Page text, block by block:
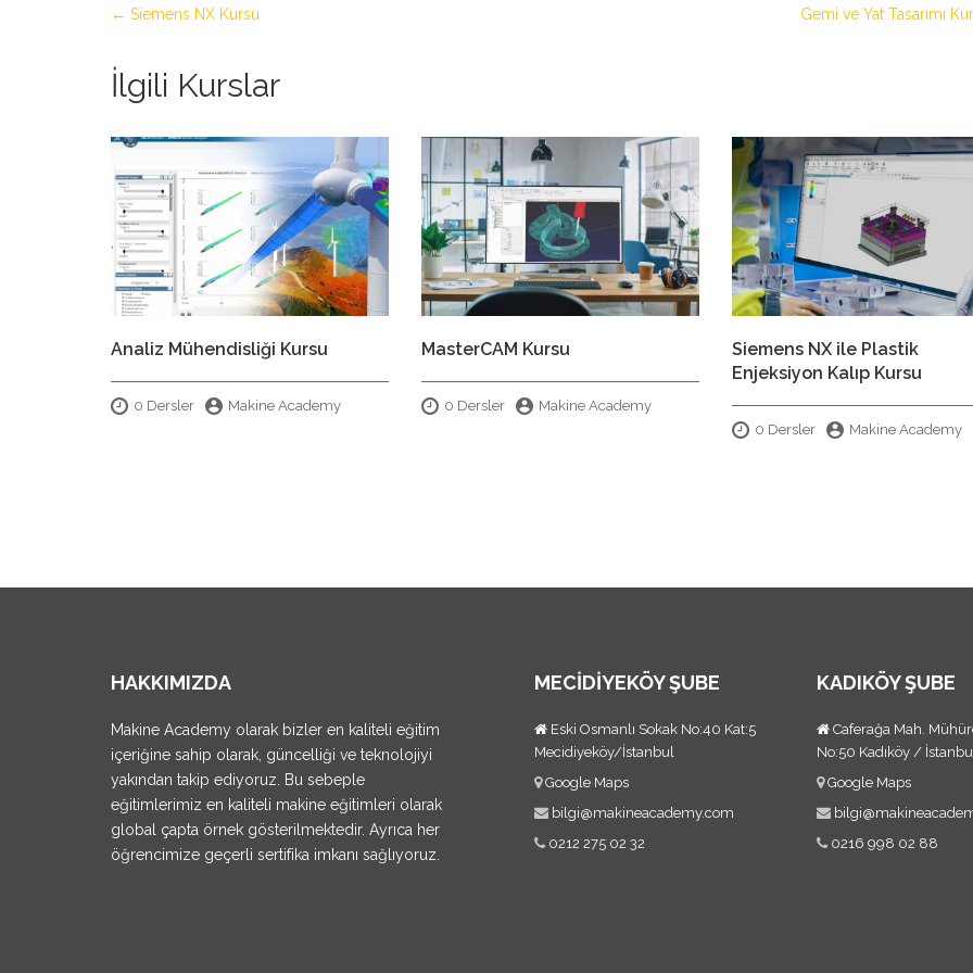
Siemens NX Kursu Gemi ve Yat Tasarımı
İlgili Kurslar
Analiz Mühendisliği Kursu
0 Dersler Makine Academy
MasterCAM Kursu
0 Dersler Makine Academy
Siemens NX ile Plastik
Enjeksiyon Kalıp Kursu
0 Dersler Makine Academy
HAKKIMIZDA
Makine Academy olarak bizler en kaliteli eğitim
içeriğine sahip olarak, güncelliği ve teknolojiyi
yakından takip ediyoruz. Bu sebeple
eğitimlerimiz en kaliteli makine eğitimleri olarak
global çapta örnek gösterilmektedir. Ayrıca her
öğrencimize geçerli sertifika imkanı sağlıyoruz.
MECİDİYEKÖY ŞUBE
Eski Osmanlı Sokak No:40 Kat:5
Mecidiyeköy/İstanbul
Google Maps
bilgi@makineacademy.com
0212 275 02 32
KADIKÖY ŞUBE
Caferağa Mah.
No:50 Kadıköy /
Google Maps
0216 998 02 88